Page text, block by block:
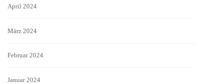
April 2024
März 2024
Februar 2024
Januar 2024